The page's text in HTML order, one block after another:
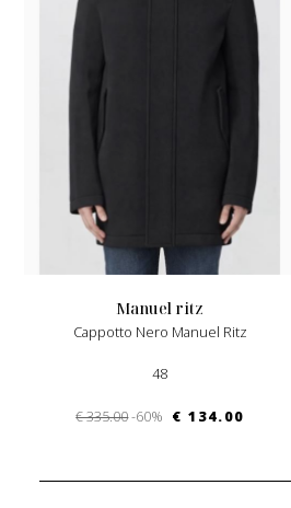
manuel ritz
Cappotto Nero Manuel Ritz
48
€ 335.00-60% € 134.00